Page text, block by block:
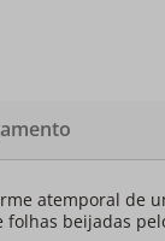
atemporal de
folhas beijadas